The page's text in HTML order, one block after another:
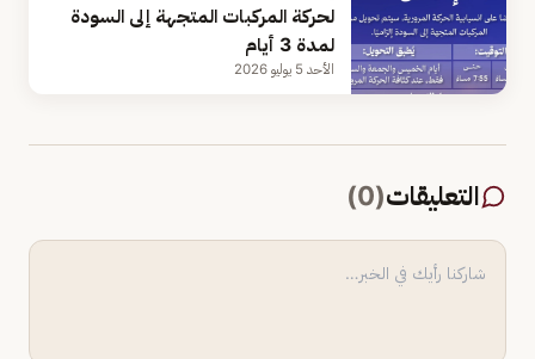
لحركة المركبات المتجهة إلى السودة
لمدة 3 أيام
الأحد 5 يوليو 2026
التعليقات(
0
)